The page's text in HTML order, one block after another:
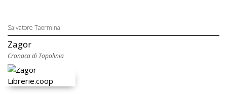
Salvatore Taormina
Zagor
Cronaca di Topolinia